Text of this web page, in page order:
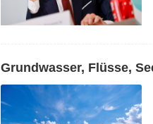
Grundwasser, Flüsse,